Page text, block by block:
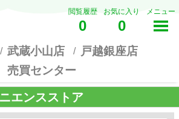
閲覧履歴
0
お気に入り
0
メニュー
武蔵小山店
戸越銀座店
売買センター
エンスストア